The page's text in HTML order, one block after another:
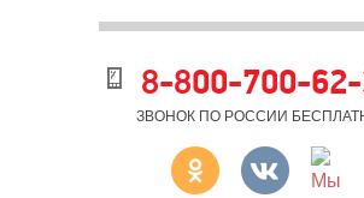
8-800-700-
ЗВОНОК ПО РОССИИ